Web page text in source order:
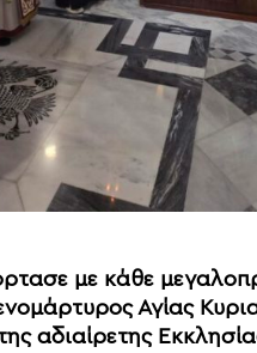
με κάθε
Αγίας
αδιαίρετης